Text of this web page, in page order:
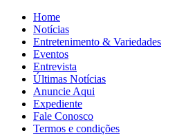
Home
Notícias
Entretenimento & Variedades
Eventos
Entrevista
Últimas Notícias
Anuncie Aqui
Expediente
Fale Conosco
Termos e condições